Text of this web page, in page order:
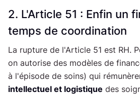
2. L'Article 51 : Enfin un
temps de coordination
La rupture de l'Article 51 est RH.
on autorise des modèles de
à l'épisode de soins) qui
intellectuel et logistique des